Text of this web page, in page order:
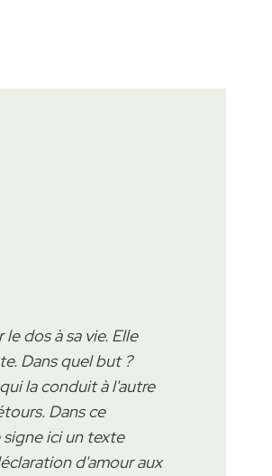
dos à sa vie. Elle
Dans quel but ?
la conduit à l'autre
Dans ce
signe ici un texte
d'amour aux